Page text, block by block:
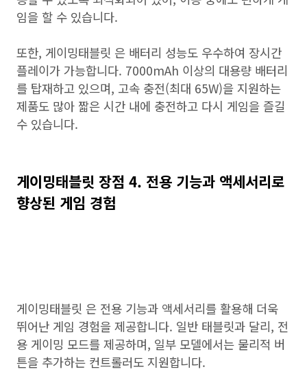
임을 할 수 있습니다.
또한, 게이밍태블릿 은 배터리 성능도 우수하여 장시간
플레이가 가능합니다. 7000mAh 이상의 대용량 배터리
를 탑재하고 있으며, 고속 충전(최대 65W)을 지원하는
제품도 많아 짧은 시간 내에 충전하고 다시 게임을 즐길
수 있습니다.
게이밍태블릿 장점 4. 전용 기능과 액세서리로
향상된 게임 경험
게이밍태블릿 은 전용 기능과 액세서리를 활용해 더욱
뛰어난 게임 경험을 제공합니다. 일반 태블릿과 달리, 전
용 게이밍 모드를 제공하며, 일부 모델에서는 물리적 버
튼을 추가하는 컨트롤러도 지원합니다.